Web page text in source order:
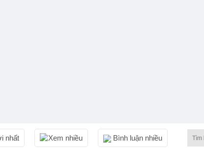
nhất Xem nhiều Bình luận nhiều